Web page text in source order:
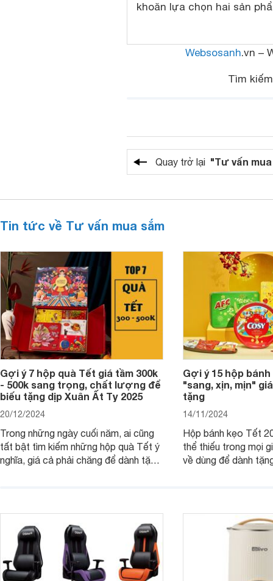
khoăn lựa chọn hai sản
Websosanh.vn –
Tìm
Quay trở lại "Tư vấn
Tin tức về Tư vấn mua sắm
Gợi ý 7 hộp quà Tết giá tầm 300k
- 500k sang trọng, chất lượng để
biếu tặng dịp Xuân Ất Tỵ 2025
20/12/2024
Trong những ngày cuối năm, ai cũng
tất bật tìm kiếm những hộp quà Tết ý
nghĩa, giá cả phải chăng để dành tặng
- 500k đẹp mắt nhé.
Gợi ý 15 hộp
"sang, xịn, mịn"
tặng
14/11/2024
Hộp bánh kẹo Tết
thể thiếu trong mọi
về dùng để dành
2025 mới vừa sang,
mua sắm cuối năm.